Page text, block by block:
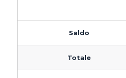
Saldo
Totale